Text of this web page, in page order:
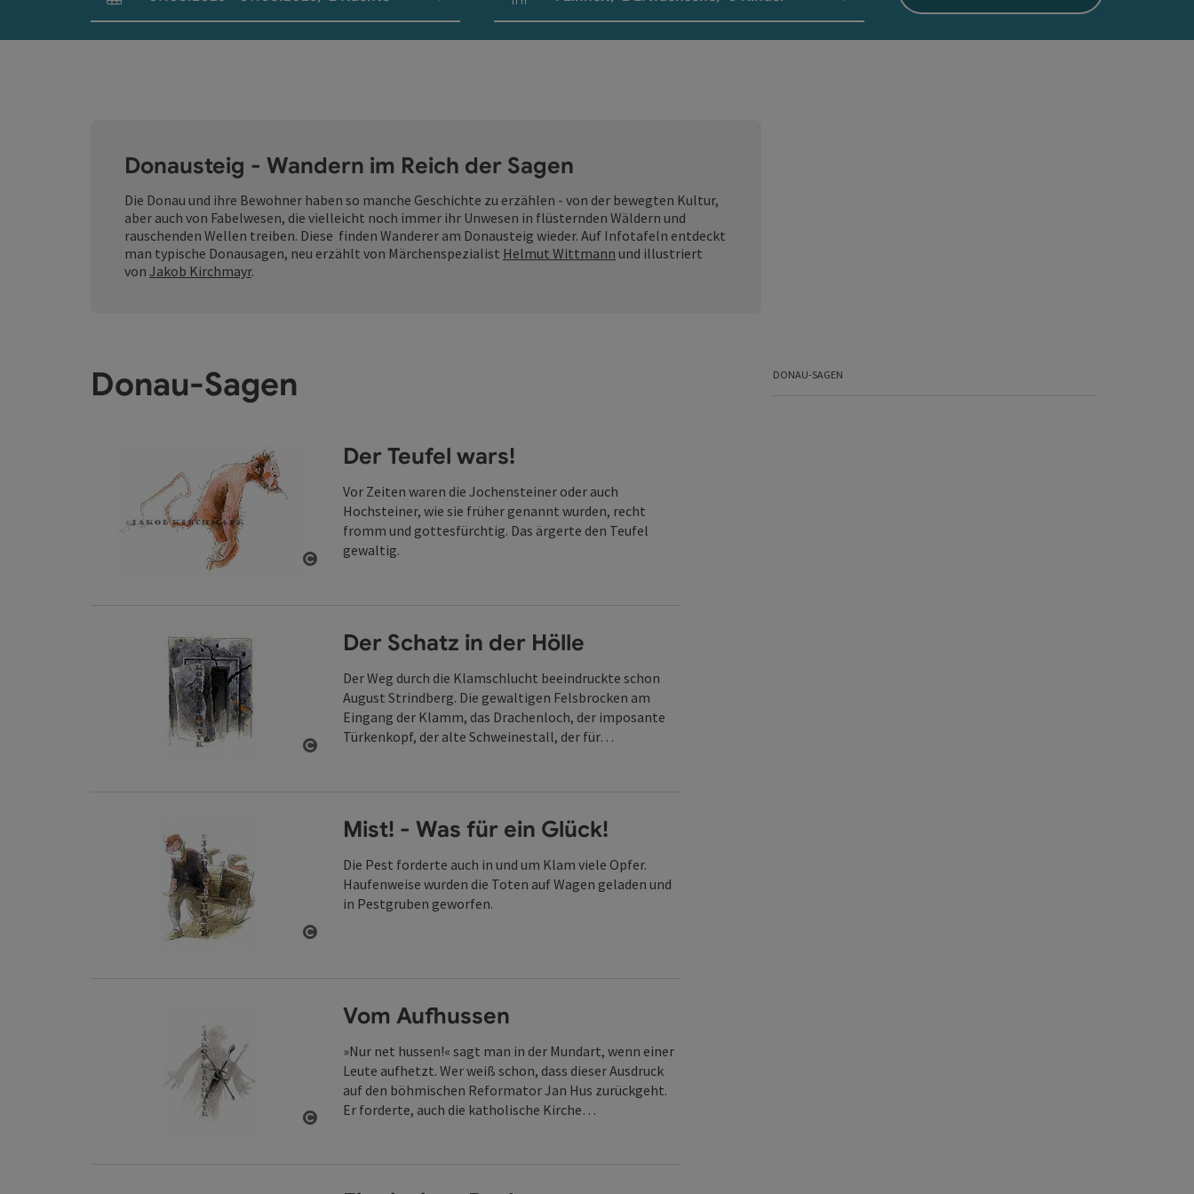
An- und Abreisefelder Einheitenanzahl und Personenfelder
Donausteig - Wandern im Reich der Sagen
Die Donau und ihre Bewohner haben so manche Geschichte zu erzählen - von der bewegten Kultur,
aber auch von Fabelwesen, die vielleicht noch immer ihr Unwesen in flüsternden Wäldern und
rauschenden Wellen treiben. Diese finden Wanderer am Donausteig wieder. Auf Infotafeln entdeckt
man typische Donausagen, neu erzählt von Märchenspezialist Helmut Wittmann und illustriert
von Jakob Kirchmayr.
Donau-Sagen
Der Teufel wars!
Vor Zeiten waren die Jochensteiner oder auch
Hochsteiner, wie sie früher genannt wurden, recht
fromm und gottesfürchtig. Das ärgerte den Teufel
gewaltig.
Der Schatz in der Hölle
Der Weg durch die Klamschlucht beeindruckte schon
August Strindberg. Die gewaltigen Felsbrocken am
Eingang der Klamm, das Drachenloch, der imposante
Türkenkopf, der alte Schweinestall, der für…
Mist! - Was für ein Glück!
Die Pest forderte auch in und um Klam viele Opfer.
Haufenweise wurden die Toten auf Wagen geladen und
in Pestgruben geworfen.
Vom Aufhussen
»Nur net hussen!« sagt man in der Mundart, wenn einer
Leute aufhetzt. Wer weiß schon, dass dieser Ausdruck
auf den böhmischen Reformator Jan Hus zurückgeht.
Er forderte, auch die katholische Kirche…
DONAU-SAGEN